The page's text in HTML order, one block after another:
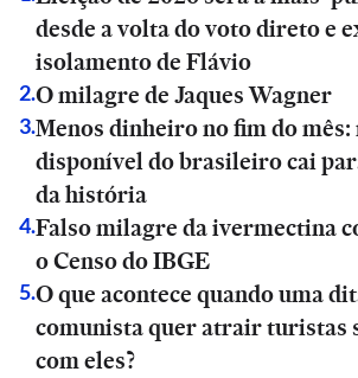
desde a volta do voto direto e
isolamento de Flávio
2.O milagre de Jaques Wagner
3.Menos dinheiro no fim do mês:
disponível do brasileiro cai
da história
4.Falso milagre da ivermectina
o Censo do IBGE
5.O que acontece quando uma
comunista quer atrair turistas
com eles?